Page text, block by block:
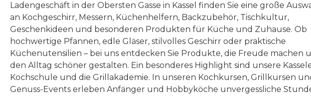
Ladengeschäft in der Obersten Gasse in Kassel finden Sie eine große
an Kochgeschirr, Messern, Küchenhelfern, Backzubehör, Tischkultur,
Geschenkideen und besonderen Produkten für Küche und Zuhause. Ob
hochwertige Pfannen, edle Gläser, stilvolles Geschirr oder praktische
Küchenutensilien – bei uns entdecken Sie Produkte, die Freude machen
den Alltag schöner gestalten. Ein besonderes Highlight sind unsere
Kochschule und die Grillakademie. In unseren Kochkursen, Grillkursen
Genuss-Events erleben Anfänger und Hobbyköche unvergessliche